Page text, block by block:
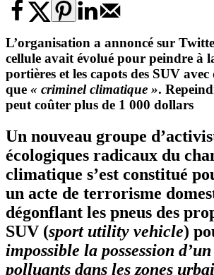
L’organisation a annoncé sur
cellule avait évolué pour peindre à
portières et les capots des SUV avec
que « criminel climatique ».
peut coûter plus de 1 000 dollars
Un nouveau groupe d’
écologiques radicaux du
climatique s’est constitué
un acte de terrorisme
dégonflant les pneus des
SUV (sport utility vehicle)
impossible la possession
polluants dans les zones